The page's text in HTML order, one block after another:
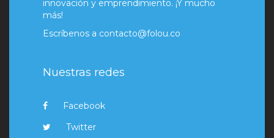
innovación y emprendimiento. ¡Y mucho
más!
Escríbenos a contacto@folou.co
Nuestras redes
Facebook
Twitter